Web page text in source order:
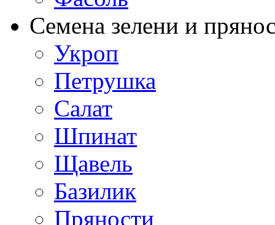
Семена зелени и
Укроп
Петрушка
Салат
Шпинат
Щавель
Базилик
Пряности